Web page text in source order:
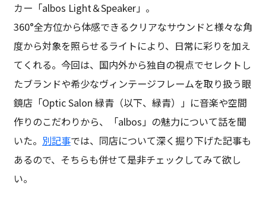
カー「albos Light＆Speaker」。
360°全方位から体感できるクリアなサウンドと様々な角
度から対象を照らせるライトにより、日常に彩りを加え
てくれる。今回は、国内外から独自の視点でセレクトし
たブランドや希少なヴィンテージフレームを取り扱う眼
鏡店「Optic Salon 緑青（以下、緑青）」に音楽や空間
作りのこだわりから、「albos」の魅力について話を聞
いた。 別記事では、同店について深く掘り下げた記事も
あるので、そちらも併せて是非チェックしてみて欲し
い。